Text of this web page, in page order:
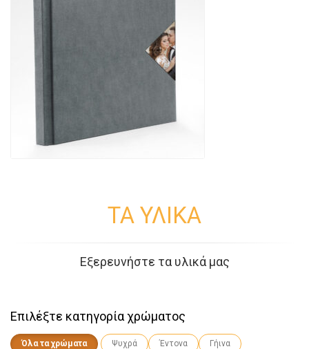
ΤΑ ΥΛΙΚΑ
Εξερευνήστε τα υλικά μας
Επιλέξτε κατηγορία χρώματος
Όλα τα χρώματα Ψυχρά Έντονα Γήινα